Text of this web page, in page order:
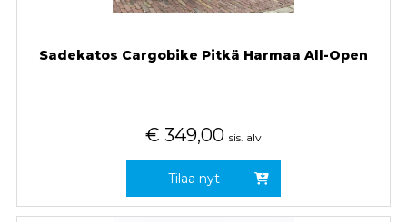
Sadekatos Cargobike Pitkä Harmaa All-Open
€ 349,00 sis. alv
Tilaa nyt